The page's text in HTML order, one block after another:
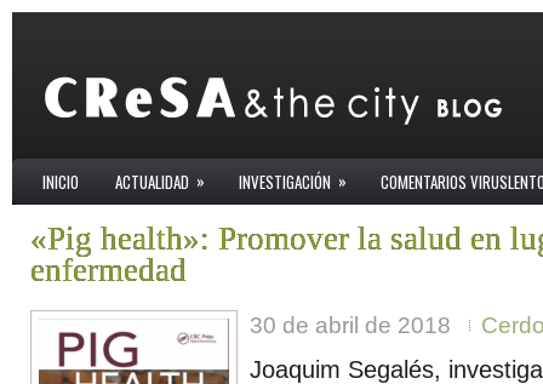
INICIO ACTUALIDAD » INVESTIGACIÓN » COMENTARIOS
«Pig health»: Promover la salud en
enfermedad
30 de abril de 2018
Joaquim Segalés,